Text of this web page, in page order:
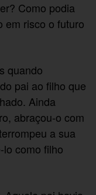
Como podia
em risco o futuro
quando
pai ao filho que
Ainda
abraçou-o com
a sua
como filho